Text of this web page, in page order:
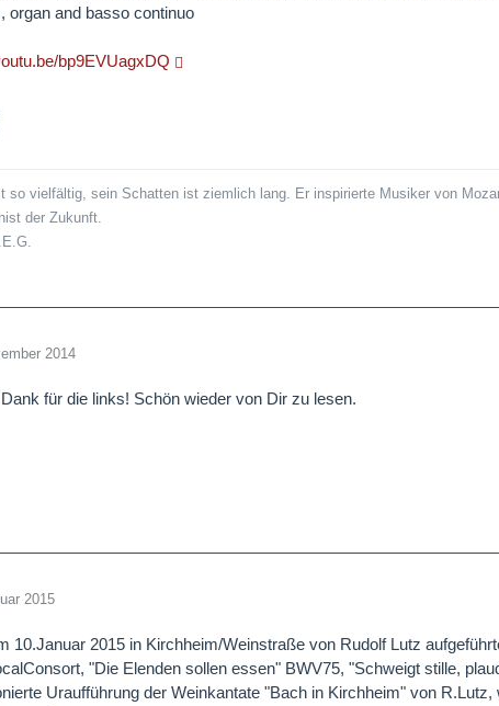
organ and basso continuo
bp9EVUagxDQ
so vielfältig, sein Schatten ist ziemlich lang. Er inspirierte Musiker von
der Zukunft.
2014
für die links! Schön wieder von Dir zu lesen.
2015
10.Januar 2015 in Kirchheim/Weinstraße von Rudolf Lutz
"Die Elenden sollen essen" BWV75, "Schweigt stille,
Uraufführung der Weinkantate "Bach in Kirchheim" von